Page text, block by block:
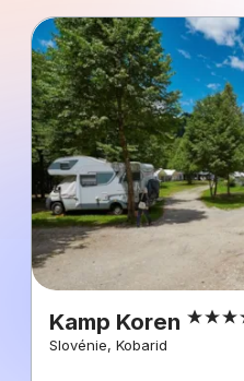
Kamp Koren
Slovénie, Kobarid